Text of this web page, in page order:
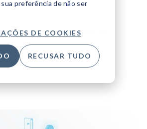
preferência de não ser
DE COOKIES
RECUSAR TUDO
SISTEMAS DE CORRER
DESIGN DOBRADIÇAS